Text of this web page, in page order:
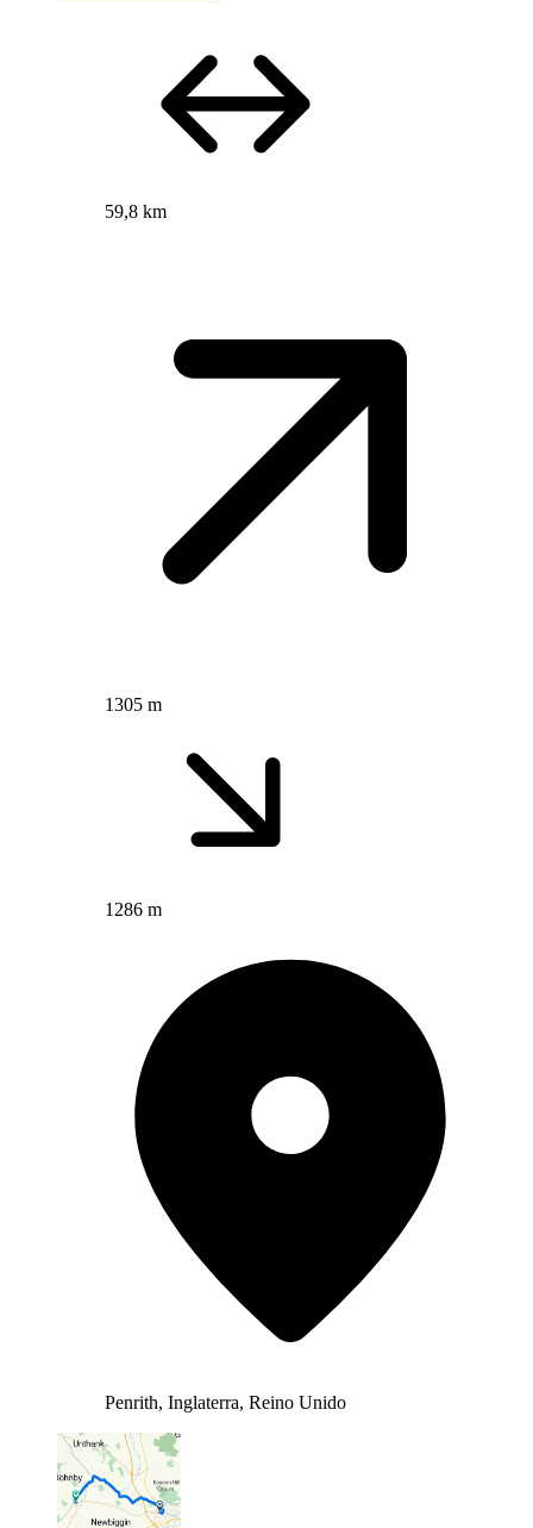
59,8 km
1305 m
1286 m
Penrith, Inglaterra, Reino Unido